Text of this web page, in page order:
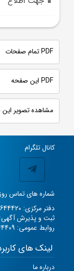
PDF تمام صفحات
PDF این صفحه
مشاهده تصویر
کانال تلگرام
شماره های تماس
دفتر مرکزی: 02177644420
ثبت و پذیرش آگهی: 02177644410
روابط عمومی: 02177644409
لینک های
درباره ما